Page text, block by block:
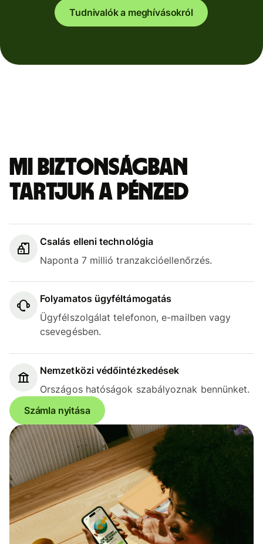
Tudnivalók a meghívásokról
Mi biztonságban
tartjuk a pénzed
Csalás elleni technológia
Naponta 7 millió tranzakcióellenőrzés.
Folyamatos ügyféltámogatás
Ügyfélszolgálat telefonon, e-mailben vagy
csevegésben.
Nemzetközi védőintézkedések
Országos hatóságok szabályoznak bennünket.
Számla nyitása